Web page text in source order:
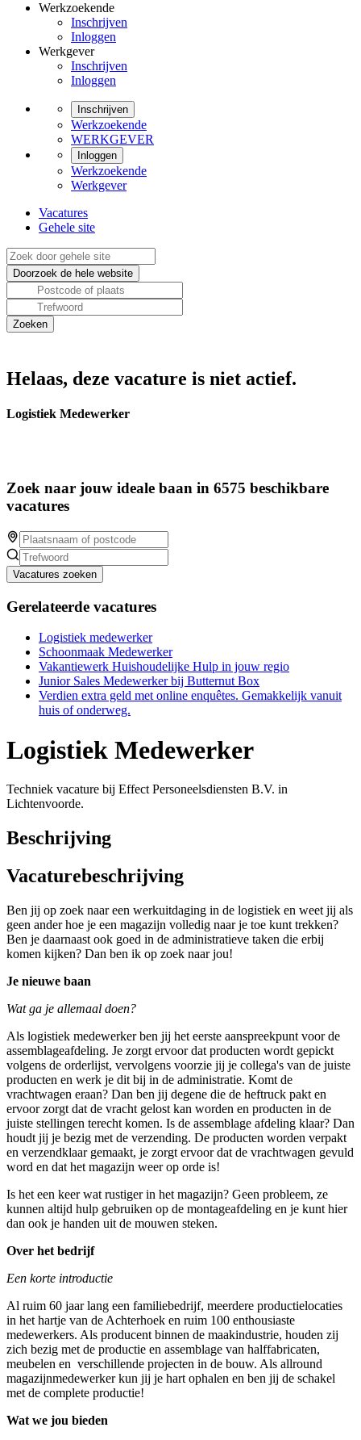
Werkzoekende
Inschrijven
Inloggen
Werkgever
Inschrijven
Inloggen
Inschrijven
Werkzoekende
WERKGEVER
Inloggen
Werkzoekende
Werkgever
Vacatures
Gehele site
Helaas, deze vacature is niet actief.
Logistiek Medewerker
Zoek naar jouw ideale baan in 6575 beschikbare
vacatures
Vacatures zoeken
Gerelateerde vacatures
Logistiek medewerker
Schoonmaak Medewerker
Vakantiewerk Huishoudelijke Hulp in jouw regio
Junior Sales Medewerker bij Butternut Box
Verdien extra geld met online enquêtes. Gemakkelijk vanuit
huis of onderweg.
Logistiek Medewerker
Techniek vacature bij Effect Personeelsdiensten B.V. in
Lichtenvoorde.
Beschrijving
Vacaturebeschrijving
Ben jij op zoek naar een werkuitdaging in de logistiek en weet jij als
geen ander hoe je een magazijn volledig naar je toe kunt trekken?
Ben je daarnaast ook goed in de administratieve taken die erbij
komen kijken? Dan ben ik op zoek naar jou!
Je nieuwe baan
Wat ga je allemaal doen?
Als logistiek medewerker ben jij het eerste aanspreekpunt voor de
assemblageafdeling. Je zorgt ervoor dat producten wordt gepickt
volgens de orderlijst, vervolgens voorzie jij je collega's van de juiste
producten en werk je dit bij in de administratie. Komt de
vrachtwagen eraan? Dan ben jij degene die de heftruck pakt en
ervoor zorgt dat de vracht gelost kan worden en producten in de
juiste stellingen terecht komen. Is de assemblage afdeling klaar? Dan
houdt jij je bezig met de verzending. De producten worden verpakt
en verzendklaar gemaakt, je zorgt ervoor dat de vrachtwagen gevuld
word en dat het magazijn weer op orde is!
Is het een keer wat rustiger in het magazijn? Geen probleem, ze
kunnen altijd hulp gebruiken op de montageafdeling en je kunt hier
dan ook je handen uit de mouwen steken.
Over het bedrijf
Een korte introductie
Al ruim 60 jaar lang een familiebedrijf, meerdere productielocaties
in het hartje van de Achterhoek en ruim 100 enthousiaste
medewerkers. Als producent binnen de maakindustrie, houden zij
zich bezig met de productie en assemblage van halffabricaten,
meubelen en verschillende projecten in de bouw. Als allround
magazijnmedewerker kun jij je hart ophalen en ben jij de schakel
met de complete productie!
Wat we jou bieden